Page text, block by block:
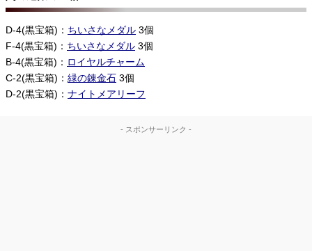
D-4(黒宝箱)： ちいさなメダル 3個
F-4(黒宝箱)： ちいさなメダル 3個
B-4(黒宝箱)： ロイヤルチャーム
C-2(黒宝箱)： 緑の錬金石 3個
D-2(黒宝箱)： ナイトメアリーフ
- スポンサーリンク -